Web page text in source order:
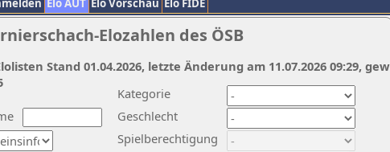
Elo AUT Elo Vorschau Elo FIDE
Elozahlen des ÖSB
Kategorie
Geschlecht
Spielberechtigung
Stand 01.04.2026, letzte Änderung am 11.07.2026 09:29,